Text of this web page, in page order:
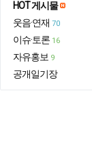
HOT 게시물
웃음·연재 70
이슈·토론 16
자유홍보 9
공개일기장